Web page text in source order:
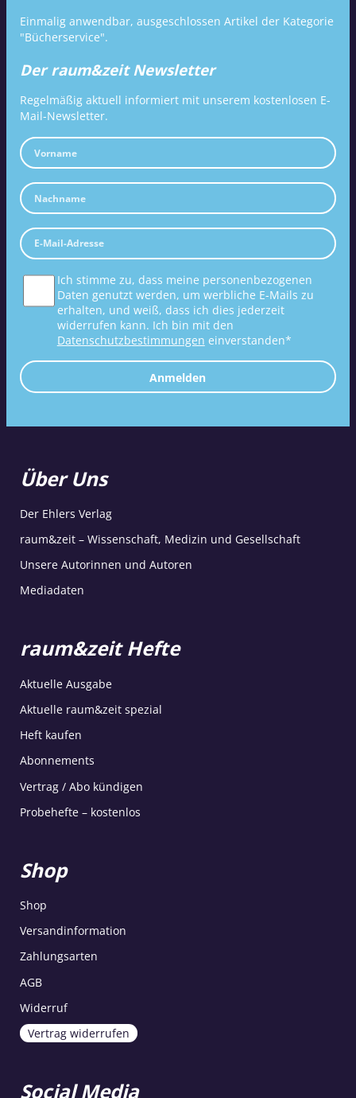
Einmalig anwendbar, ausgeschlossen Artikel der Kategorie
"Bücherservice".
Der raum&zeit Newsletter
Regelmäßig aktuell informiert mit unserem kostenlosen E-
Mail-Newsletter.
Ich stimme zu, dass meine personenbezogenen
Daten genutzt werden, um werbliche E-Mails zu
erhalten, und weiß, dass ich dies jederzeit
widerrufen kann. Ich bin mit den
Datenschutzbestimmungen einverstanden*
Anmelden
Über Uns
Der Ehlers Verlag
raum&zeit – Wissenschaft, Medizin und Gesellschaft
Unsere Autorinnen und Autoren
Mediadaten
raum&zeit Hefte
Aktuelle Ausgabe
Aktuelle raum&zeit spezial
Heft kaufen
Abonnements
Vertrag / Abo kündigen
Probehefte – kostenlos
Shop
Shop
Versandinformation
Zahlungsarten
AGB
Widerruf
Vertrag widerrufen
Social Media